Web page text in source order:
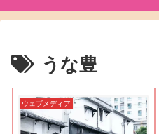
うな豊
ウェブメディア